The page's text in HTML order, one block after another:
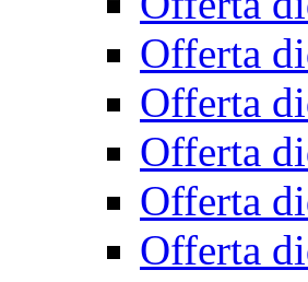
Offerta
Offerta
Offerta
Offerta
Offerta